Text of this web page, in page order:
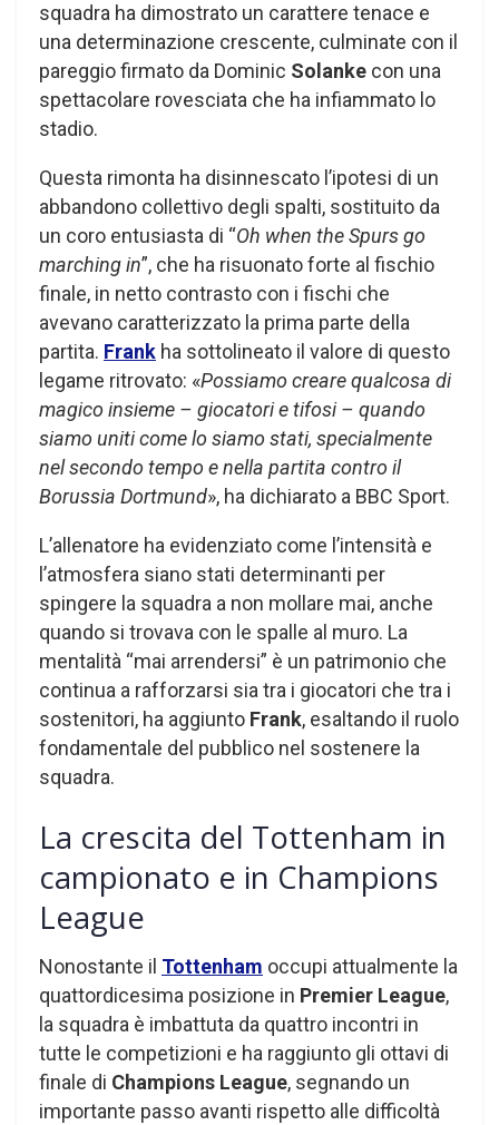
squadra ha dimostrato un carattere tenace e
una determinazione crescente, culminate con il
pareggio firmato da Dominic Solanke con una
spettacolare rovesciata che ha infiammato lo
stadio.
Questa rimonta ha disinnescato l’ipotesi di un
abbandono collettivo degli spalti, sostituito da
un coro entusiasta di “Oh when the Spurs go
marching in”, che ha risuonato forte al fischio
finale, in netto contrasto con i fischi che
avevano caratterizzato la prima parte della
partita. Frank ha sottolineato il valore di questo
legame ritrovato: «Possiamo creare qualcosa di
magico insieme – giocatori e tifosi – quando
siamo uniti come lo siamo stati, specialmente
nel secondo tempo e nella partita contro il
Borussia Dortmund», ha dichiarato a BBC Sport.
L’allenatore ha evidenziato come l’intensità e
l’atmosfera siano stati determinanti per
spingere la squadra a non mollare mai, anche
quando si trovava con le spalle al muro. La
mentalità “mai arrendersi” è un patrimonio che
continua a rafforzarsi sia tra i giocatori che tra i
sostenitori, ha aggiunto Frank, esaltando il ruolo
fondamentale del pubblico nel sostenere la
squadra.
La crescita del Tottenham in
campionato e in Champions
League
Nonostante il Tottenham occupi attualmente la
quattordicesima posizione in Premier League,
la squadra è imbattuta da quattro incontri in
tutte le competizioni e ha raggiunto gli ottavi di
finale di Champions League, segnando un
importante passo avanti rispetto alle difficoltà